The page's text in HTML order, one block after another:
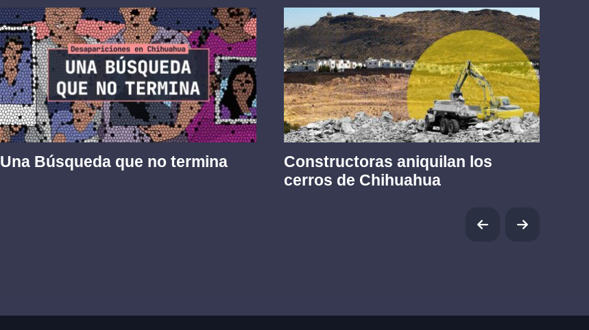
Una Búsqueda que no termina
Constructoras aniquilan los
cerros de Chihuahua